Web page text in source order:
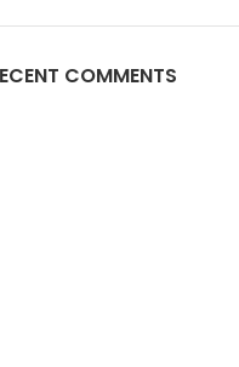
COMMENTS